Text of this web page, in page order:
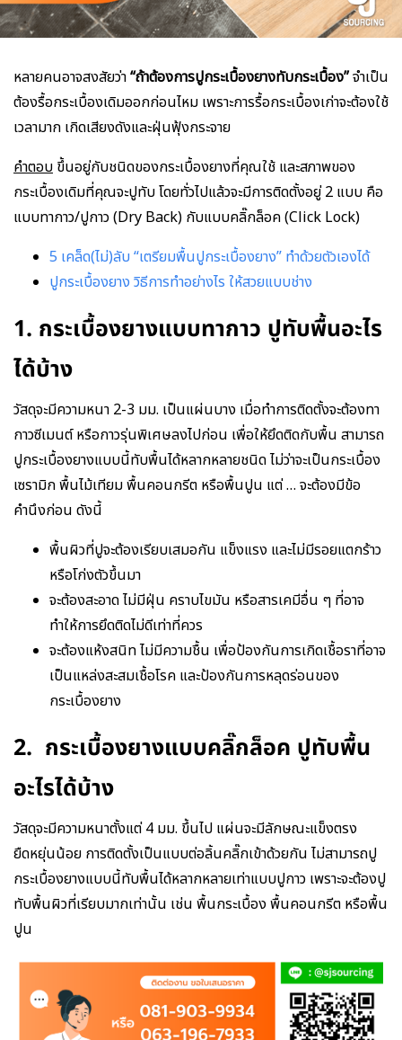
หลายคนอาจสงสัยว่า“ถ้าต้องการปูกระเบื้องยางทับกระเบื้อง”จำเป็น
ต้องรื้อกระเบื้องเดิมออกก่อนไหม เพราะการรื้อกระเบื้องเก่าจะต้องใช้
เวลามาก เกิดเสียงดังและฝุ่นฟุ้งกระจาย
คำตอบ ขึ้นอยู่กับชนิดของกระเบื้องยางที่คุณใช้ และสภาพของ
กระเบื้องเดิมที่คุณจะปูทับ โดยทั่วไปแล้วจะมีการติดตั้งอยู่ 2 แบบ คือ
แบบทากาว/ปูกาว (Dry Back) กับแบบคลิ๊กล็อค (Click Lock)
5 เคล็ด(ไม่)ลับ “เตรียมพื้นปูกระเบื้องยาง” ทำด้วยตัวเองได้
ปูกระเบื้องยาง วิธีการทำอย่างไร ให้สวยแบบช่าง
1. กระเบื้องยางแบบทากาว ปูทับพื้นอะไร
ได้บ้าง
วัสดุจะมีความหนา 2-3 มม. เป็นแผ่นบาง เมื่อทำการติดตั้งจะต้องทา
กาวซีเมนต์ หรือกาวรุ่นพิเศษลงไปก่อน เพื่อให้ยึดติดกับพื้น สามารถ
ปูกระเบื้องยางแบบนี้ทับพื้นได้หลากหลายชนิด ไม่ว่าจะเป็นกระเบื้อง
เซรามิก พื้นไม้เทียม พื้นคอนกรีต หรือพื้นปูน แต่ … จะต้องมีข้อ
คำนึงก่อน ดังนี้
พื้นผิวที่ปูจะต้องเรียบเสมอกัน แข็งแรง และไม่มีรอยแตกร้าว
หรือโก่งตัวขึ้นมา
จะต้องสะอาด ไม่มีฝุ่น คราบไขมัน หรือสารเคมีอื่น ๆ ที่อาจ
ทำให้การยึดติดไม่ดีเท่าที่ควร
จะต้องแห้งสนิท ไม่มีความชื้น เพื่อป้องกันการเกิดเชื้อราที่อาจ
เป็นแหล่งสะสมเชื้อโรค และป้องกันการหลุดร่อนของ
กระเบื้องยาง
2. กระเบื้องยางแบบคลิ๊กล็อค ปูทับพื้น
อะไรได้บ้าง
วัสดุจะมีความหนาตั้งแต่ 4 มม. ขึ้นไป แผ่นจะมีลักษณะแข็งตรง
ยืดหยุ่นน้อย การติดตั้งเป็นแบบต่อลิ้นคลิ๊กเข้าด้วยกัน ไม่สามารถปู
กระเบื้องยางแบบนี้ทับพื้นได้หลากหลายเท่าแบบปูกาว เพราะจะต้องปู
ทับพื้นผิวที่เรียบมากเท่านั้น เช่น พื้นกระเบื้อง พื้นคอนกรีต หรือพื้น
ปูน